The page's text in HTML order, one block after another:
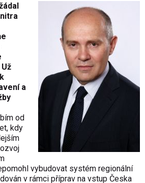
a
od
kdy
vybudovat systém regionální
v rámci příprav na vstup Česka